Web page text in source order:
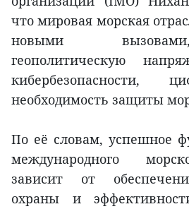
что мировая морская
новыми
геополитическую
кибербезопасности,
необходимость защиты
По её словам, успешное
международного
зависит от
охраны и